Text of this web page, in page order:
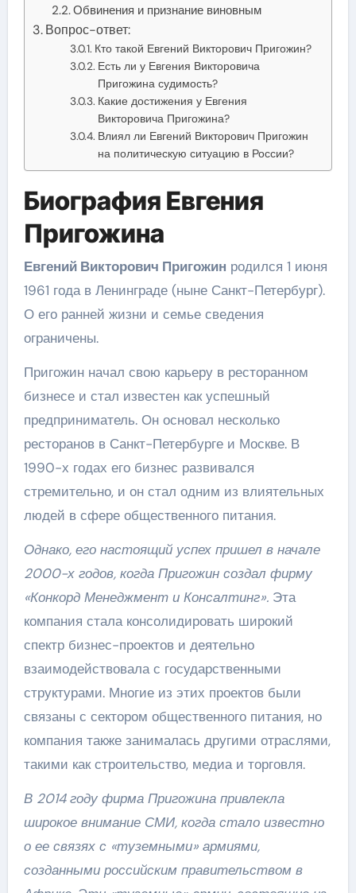
Обвинения и признание виновным
Вопрос-ответ:
Кто такой Евгений Викторович Пригожин?
Есть ли у Евгения Викторовича
Пригожина судимость?
Какие достижения у Евгения
Викторовича Пригожина?
Влиял ли Евгений Викторович Пригожин
на политическую ситуацию в России?
Биография Евгения
Пригожина
Евгений Викторович Пригожин родился 1 июня
1961 года в Ленинграде (ныне Санкт-Петербург).
О его ранней жизни и семье сведения
ограничены.
Пригожин начал свою карьеру в ресторанном
бизнесе и стал известен как успешный
предприниматель. Он основал несколько
ресторанов в Санкт-Петербурге и Москве. В
1990-х годах его бизнес развивался
стремительно, и он стал одним из влиятельных
людей в сфере общественного питания.
Однако, его настоящий успех пришел в начале
2000-х годов, когда Пригожин создал фирму
«Конкорд Менеджмент и Консалтинг».Эта
компания стала консолидировать широкий
спектр бизнес-проектов и деятельно
взаимодействовала с государственными
структурами. Многие из этих проектов были
связаны с сектором общественного питания, но
компания также занималась другими отраслями,
такими как строительство, медиа и торговля.
В 2014 году фирма Пригожина привлекла
широкое внимание СМИ, когда стало известно
о ее связях с «туземными» армиями,
созданными российским правительством в